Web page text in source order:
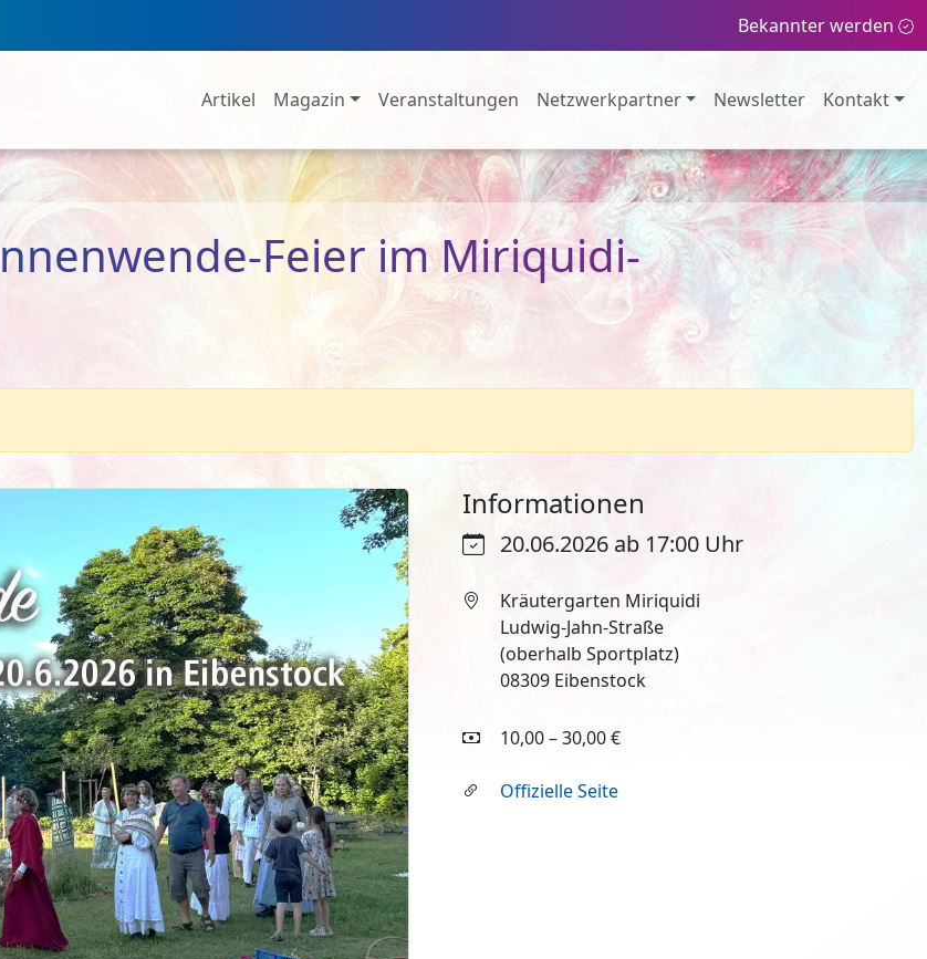
Bekannter werden
Artikel Magazin Veranstaltungen Netzwerkpartner Newsletter Kontakt
Feier im Miriquidi-
Informationen
20.06.2026 ab 17:00 Uhr
Kräutergarten Miriquidi
Ludwig-Jahn-Straße
(oberhalb Sportplatz)
08309 Eibenstock
10,00 – 30,00 €
Offizielle Seite